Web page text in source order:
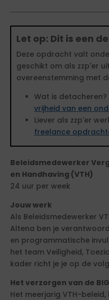
Let op: Dit is een
Deze opdracht valt
geschikt om als zzp'er
overeenstemming met
Wat is detacheren?
vrijheid van een
Liever als zzp'er
freelance
Beleidsmedewerker
en Handhaving (VTH)
24 uur per week
Jouw werk
Als Beleidsmedewerker
Altena ben je
en programmatische
het team Veiligheid,
kader richt je je op de
Het verzorgen van de
Het meerjarig VTH-beleid,